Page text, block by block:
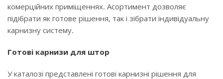
комерційних приміщеннях. Асортимент дозволяє
підібрати як готове рішення, так і зібрати індивідуальну
карнизну систему.
Готові карнизи для штор
У каталозі представлені готові карнизні рішення для